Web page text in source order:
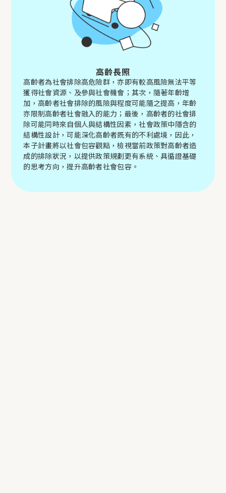
高齡長照
高齡者為社會排除高危險群，亦即有較高風險無法平等
獲得社會資源、及參與社會機會；其次，隨著年齡增
加，高齡者社會排除的風險與程度可能隨之提高，年齡
亦限制高齡者社會融入的能力；最後，高齡者的社會排
除可能同時來自個人與結構性因素，社會政策中隱含的
結構性設計，可能深化高齡者既有的不利處境，因此，
本子計畫將以社會包容觀點，檢視當前政策對高齡者造
成的排除狀況，以提供政策規劃更有系統、具循證基礎
的思考方向，提升高齡者社會包容。